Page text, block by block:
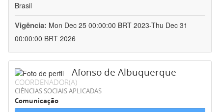
Brasil
Vigência: Mon Dec 25 00:00:00 BRT 2023-Thu Dec 31
00:00:00 BRT 2026
Afonso de Albuquerque
COORDENADOR(A)
CIÊNCIAS SOCIAIS APLICADAS
Comunicação